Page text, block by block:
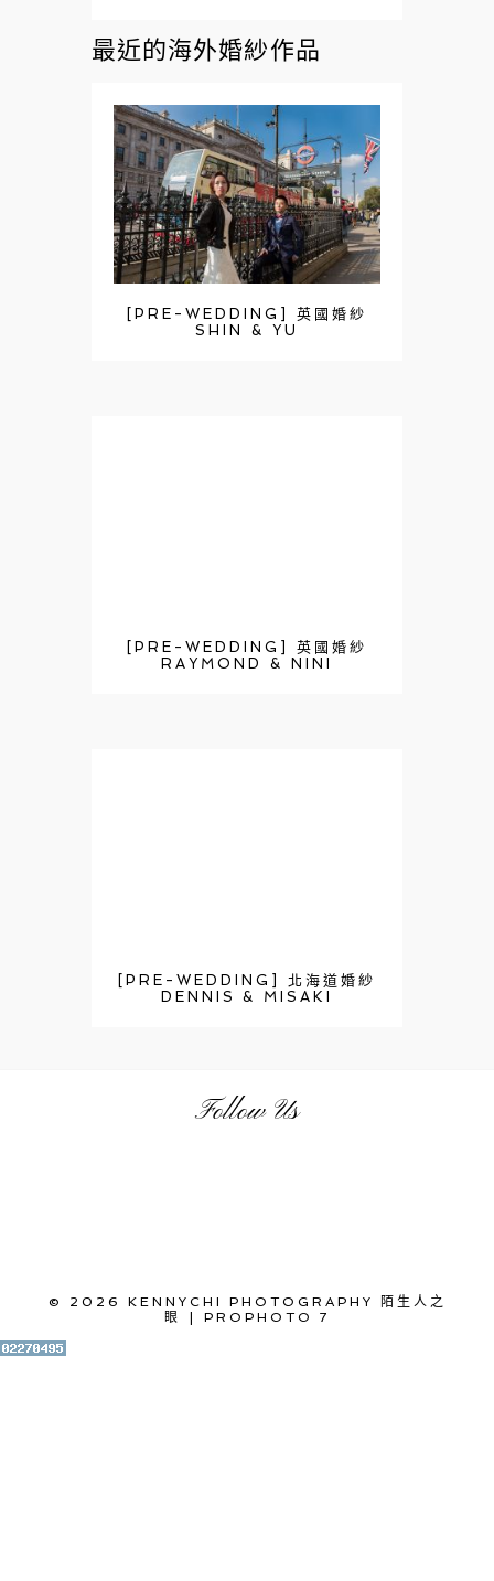
最近的海外婚紗作品
[PRE-WEDDING] 英國婚紗
SHIN & YU
[PRE-WEDDING] 英國婚紗
RAYMOND & NINI
[PRE-WEDDING] 北海道婚紗
DENNIS & MISAKI
Follow Us
© 2026 KENNYCHI PHOTOGRAPHY 陌生人之
眼
| PROPHOTO 7